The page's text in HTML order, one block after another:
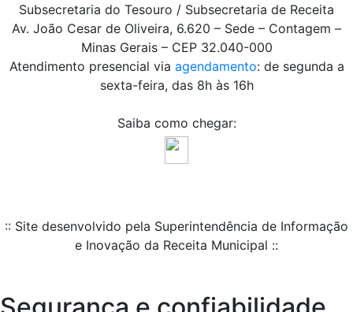
Subsecretaria do Tesouro / Subsecretaria de Receita
Av. João Cesar de Oliveira, 6.620 – Sede – Contagem –
Minas Gerais – CEP 32.040-000
Atendimento presencial via agendamento: de segunda a
sexta-feira, das 8h às 16h
Saiba como chegar:
:: Site desenvolvido pela Superintendência de Informação
e Inovação da Receita Municipal ::